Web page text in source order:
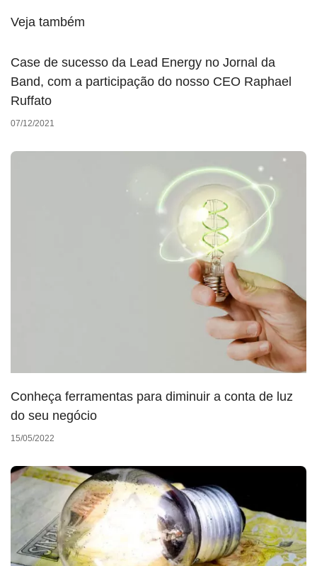
Veja também
Case de sucesso da Lead Energy no Jornal da
Band, com a participação do nosso CEO Raphael
Ruffato
07/12/2021
Conheça ferramentas para diminuir a conta de luz
do seu negócio
15/05/2022